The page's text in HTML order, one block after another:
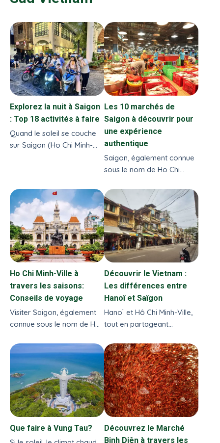
Explorez la nuit à Saigon
: Top 18 activités à faire
Quand le soleil se couche
sur Saigon (Ho Chi Minh-
d'opportunités pour
découvrir l'essence même
de la culture vietnamienne.
Les 10 marchés de
Saigon à découvrir pour
une expérience
authentique
Saigon, également connue
sous le nom de Ho Chi
marchés animés qui
reflètent la culture, l'histoire
et la vie quotidienne
vibrante du Vietnam.
L'agence de voyage
Vietnam Evasion vous
propose une liste des
marchés incontournables
de Saigon, chacun offrant
une expérience distinctive
et regorgeant de
découvertes surprenantes.
Ho Chi Minh-Ville à
travers les saisons:
Conseils de voyage
Visiter Saigon, également
connue sous le nom de Ho
expérience fascinante,
mélangeant
l'effervescence urbaine
avec un riche héritage
culturel.
Découvrir le Vietnam :
Les différences entre
Hanoï et Saïgon
Hanoï et Hô Chi Minh-Ville,
tout en partageant
vietnamien, offrent des
expériences distinctes
reflétant leurs histoires
uniques et leurs évolutions
culturelles
Que faire à Vung Tau?
Découvrez le Marché
Binh Diên à travers les